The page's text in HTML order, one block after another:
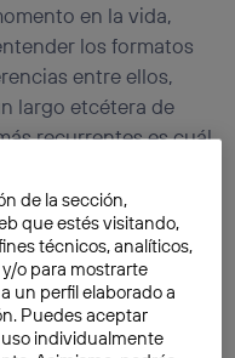
en la vida,
los formatos
entre ellos,
largo etcétera de
recurrentes es cuál
ylos dos
píxeles.
pero no son
es distinguible
de la sección,
que estés visitando,
técnicos, analíticos,
o para mostrarte
un perfil elaborado a
Puedes aceptar
individualmente